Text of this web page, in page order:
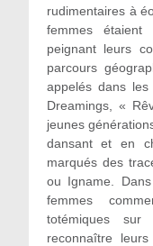
rudimentaires à
femmes étaient
peignant leurs
parcours
appelés dans
Dreamings, «
jeunes
dansant et en
marqués des
ou Igname.
femmes
totémiques
reconnaître